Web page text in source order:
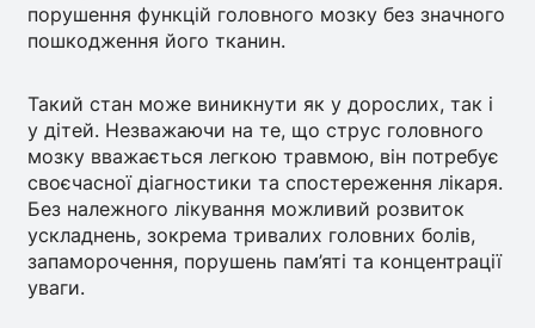
порушення функцій головного мозку без значного
пошкодження його тканин.
Такий стан може виникнути як у дорослих, так і
у дітей. Незважаючи на те, що струс головного
мозку вважається легкою травмою, він потребує
своєчасної діагностики та спостереження лікаря.
Без належного лікування можливий розвиток
ускладнень, зокрема тривалих головних болів,
запаморочення, порушень пам’яті та концентрації
уваги.